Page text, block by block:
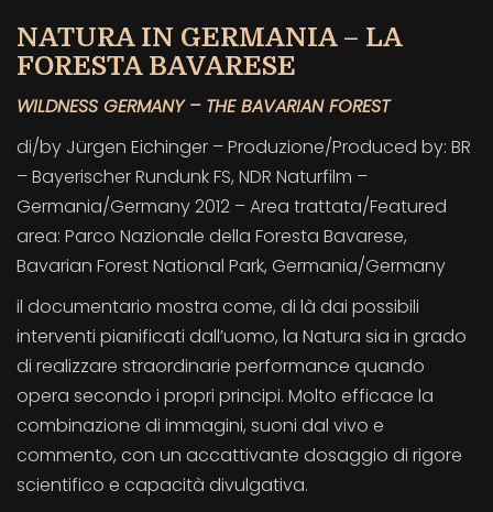
NATURA IN GERMANIA – LA
FORESTA BAVARESE
WILDNESS GERMANY – THE BAVARIAN FOREST
di/by Jürgen Eichinger – Produzione/Produced by: BR
– Bayerischer Rundunk FS, NDR Naturfilm –
Germania/Germany 2012 – Area trattata/Featured
area: Parco Nazionale della Foresta Bavarese,
Bavarian Forest National Park, Germania/Germany
il documentario mostra come, di là dai possibili
interventi pianificati dall’uomo, la Natura sia in grado
di realizzare straordinarie performance quando
opera secondo i propri principi. Molto efficace la
combinazione di immagini, suoni dal vivo e
commento, con un accattivante dosaggio di rigore
scientifico e capacità divulgativa.